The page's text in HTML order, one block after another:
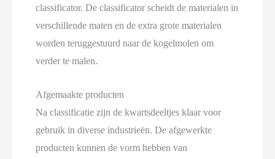
classificator. De classificator scheidt de materialen in
verschillende maten en de extra grote materialen
worden teruggestuurd naar de kogelmolen om
verder te malen.
Afgemaakte producten
Na classificatie zijn de kwartsdeeltjes klaar voor
gebruik in diverse industrieën. De afgewerkte
producten kunnen de vorm hebben van